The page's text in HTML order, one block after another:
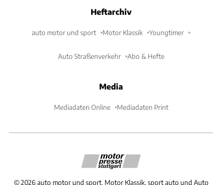
Heftarchiv
auto motor und sport Motor Klassik Youngtimer
Auto Straßenverkehr Abo & Hefte
Media
Mediadaten Online Mediadaten Print
©2026 auto motor und sport, Motor Klassik, sport auto und Auto